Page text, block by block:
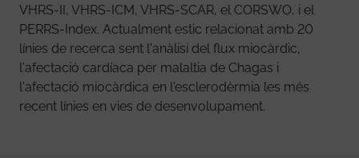
VHRS-II, VHRS-ICM, VHRS-SCAR, el CORSWO, i el
PERRS-Index. Actualment estic relacionat amb 20
línies de recerca sent l'anàlisi del flux miocàrdic,
l'afectació cardíaca per malaltia de Chagas i
l'afectació miocàrdica en l'esclerodèrmia les més
recent línies en vies de desenvolupament.